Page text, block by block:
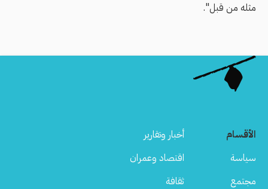
مثله من قبل".
الأقسام
أخبار وتقارير
سياسة
اقتصاد وعمران
مجتمع
ثقافة